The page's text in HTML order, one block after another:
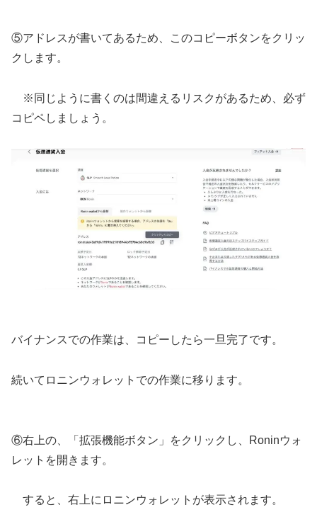
⑤アドレスが書いてあるため、このコピーボタンをクリッ
クします。
※同じように書くのは間違えるリスクがあるため、必ず
コピペしましょう。
バイナンスでの作業は、コピーしたら一旦完了です。
続いてロニンウォレットでの作業に移ります。
⑥右上の、「拡張機能ボタン」をクリックし、Roninウォ
レットを開きます。
すると、右上にロニンウォレットが表示されます。